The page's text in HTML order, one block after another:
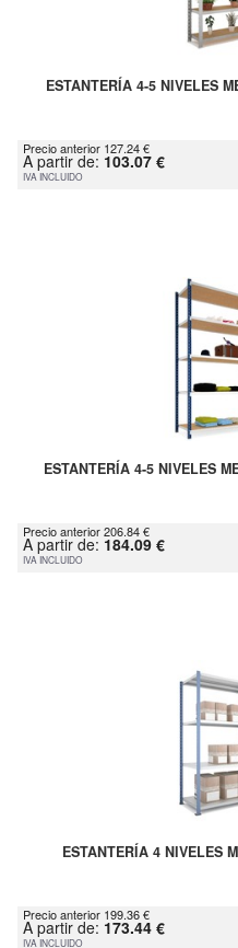
ESTANTERÍA 4-5 NIVELES
Precio anterior 127.24 €
A partir de: 103.07 €
IVA INCLUIDO
ESTANTERÍA 4-5 NIVELES
Precio anterior 206.84 €
A partir de: 184.09 €
IVA INCLUIDO
ESTANTERÍA 4 NIVELES
Precio anterior 199.36 €
A partir de: 173.44 €
IVA INCLUIDO